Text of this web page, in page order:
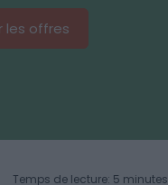
les offres
Temps de lecture: 5 minutes